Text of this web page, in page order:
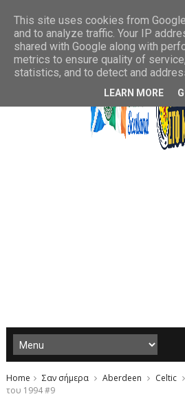
Home Σαν σήμερα Aberdeen Celtic
του 1994 #9
This site uses cookies from
and to analyze traffic. Your IP
shared with Google along with
metrics to ensure quality of
statistics, and to detect and
LEARN MORE